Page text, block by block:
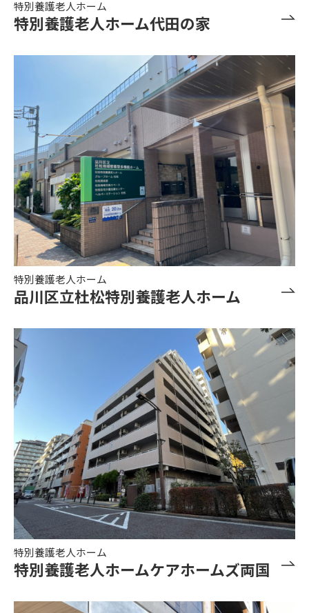
特別養護老人ホーム
特別養護老人ホーム代田の家
特別養護老人ホーム
品川区立杜松特別養護老人ホーム
特別養護老人ホーム
特別養護老人ホームケアホームズ両国